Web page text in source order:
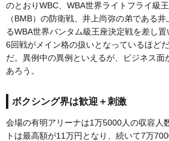
のとおりWBC、WBA世界ライトフライ級
（BMB）の防衛戦、井上尚弥の弟である
るWBA世界バンタム級王座決定戦を差し
6回戦がメイン格の扱いとなっているほど
だ。異例中の異例といえるが、ビジネス面
あろう。
ボクシング界は歓迎＋刺激
会場の有明アリーナは1万5000人の収容人
トは最高額が11万円となり、続いて7万